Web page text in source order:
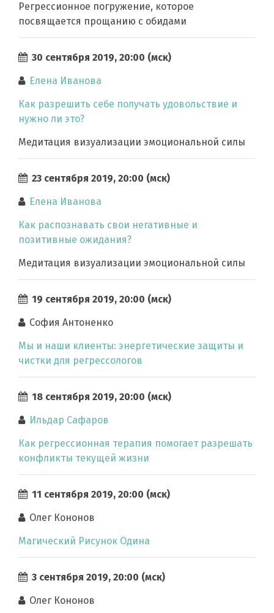
Регрессионное погружение, которое
посвящается прощанию с обидами
30 сентября 2019, 20:00 (мск)
Елена Иванова
Как разрешить себе получать удовольствие и
нужно ли это?
Медитация визуализации эмоциональной силы
23 сентября 2019, 20:00 (мск)
Елена Иванова
Как распознавать свои негативные и
позитивные ожидания?
Медитация визуализации эмоциональной силы
19 сентября 2019, 20:00 (мск)
София Антоненко
Мы и наши клиенты: энергетические защиты и
чистки для регрессологов
18 сентября 2019, 20:00 (мск)
Ильдар Сафаров
Как регрессионная терапия помогает разрешать
конфликты текущей жизни
11 сентября 2019, 20:00 (мск)
Олег Кононов
Магический Рисунок Одина
3 сентября 2019, 20:00 (мск)
Олег Кононов